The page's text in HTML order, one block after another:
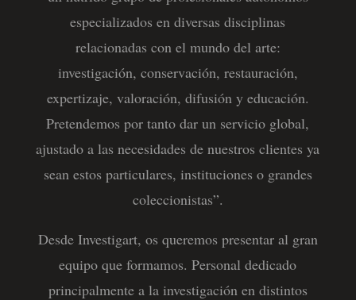
especializados en diversas disciplinas
relacionadas con el mundo del arte:
investigación, conservación, restauración,
expertizaje, valoración, difusión y educación.
Pretendemos por tanto dar un servicio global,
ajustado a las necesidades de nuestros clientes ya
sean estos particulares, instituciones o grandes
coleccionistas”.
Desde Investigart, os queremos presentar al gran
equipo que formamos. Personal dedicado
principalmente a la investigación en distintos